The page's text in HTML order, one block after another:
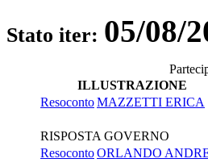
Stato iter: 05/08/
ILLUSTRAZIONE
ResocontoMAZZETTI ERICA
RISPOSTA GOVERNO
ResocontoORLANDO